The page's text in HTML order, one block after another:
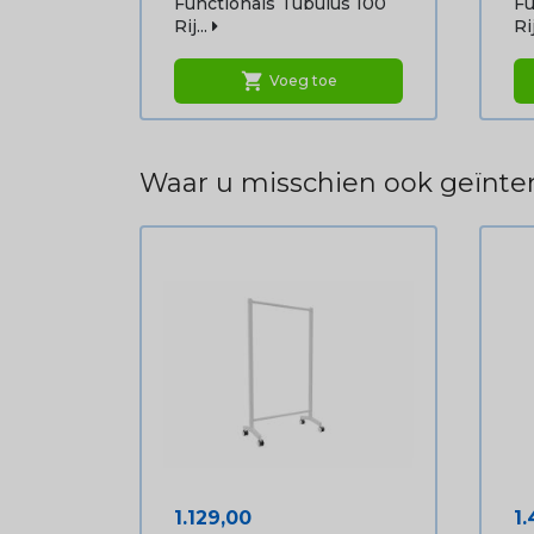
Rij...
shopping_cart Voeg toe
Waar u misschien ook
Prijs
1.129,00